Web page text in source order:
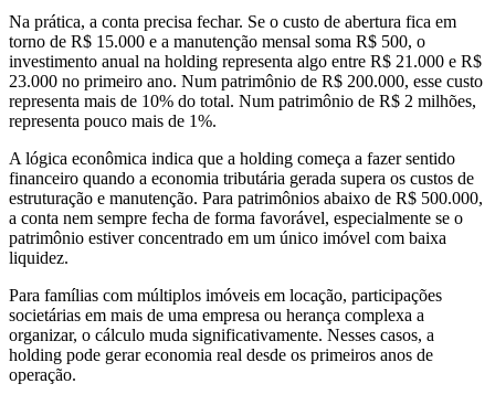
Na prática, a conta precisa fechar. Se o custo de abertura fica em
torno de R$ 15.000 e a manutenção mensal soma R$ 500, o
investimento anual na holding representa algo entre R$ 21.000 e R$
23.000 no primeiro ano. Num patrimônio de R$ 200.000, esse custo
representa mais de 10% do total. Num patrimônio de R$ 2 milhões,
representa pouco mais de 1%.
A lógica econômica indica que a holding começa a fazer sentido
financeiro quando a economia tributária gerada supera os custos de
estruturação e manutenção. Para patrimônios abaixo de R$ 500.000,
a conta nem sempre fecha de forma favorável, especialmente se o
patrimônio estiver concentrado em um único imóvel com baixa
liquidez.
Para famílias com múltiplos imóveis em locação, participações
societárias em mais de uma empresa ou herança complexa a
organizar, o cálculo muda significativamente. Nesses casos, a
holding pode gerar economia real desde os primeiros anos de
operação.